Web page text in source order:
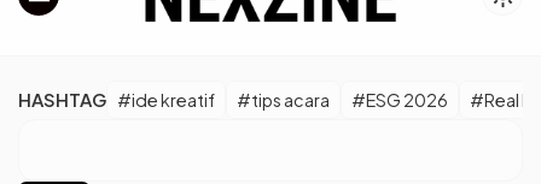
HASHTAG #ide kreatif #tips acara #ESG 2026 #Real